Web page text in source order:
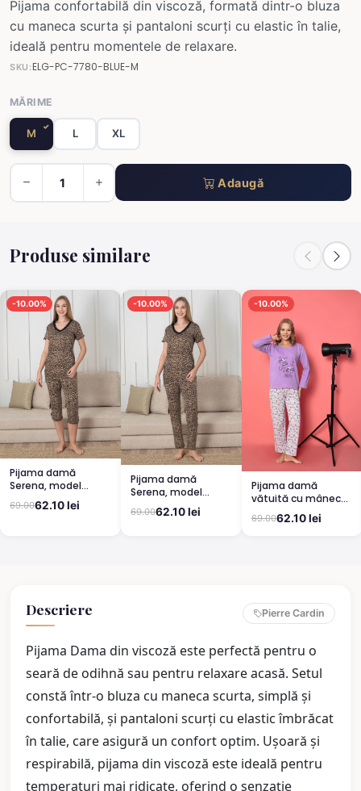
Pijama confortabilă din viscoză, formată dintr-o bluza
cu maneca scurta și pantaloni scurți cu elastic în talie,
ideală pentru momentele de relaxare.
SKU:ELG-PC-7780-BLUE-M
MĂRIME
M L XL
Adaugă
Produse similare
-10.00%
Pijama damă
Serena, model
leopard, mânecă
scurtă, pantaloni
69.0062.10 lei
-10.00%
Pijama damă
Serena, model
leopard, mânecă
scurtă, pantaloni
69.0062.10 lei
-10.00%
Pijama damă
vătuită cu mânecă
lungă și pantaloni
lungi din bumbac,
69.0062.10 lei
Descriere Pierre Cardin
Pijama Dama din viscoză este perfectă pentru o
seară de odihnă sau pentru relaxare acasă. Setul
constă într-o bluza cu maneca scurta, simplă și
confortabilă, și pantaloni scurți cu elastic îmbrăcat
în talie, care asigură un confort optim. Ușoară și
respirabilă, pijama din viscoză este ideală pentru
temperaturi mai ridicate, oferind o senzație